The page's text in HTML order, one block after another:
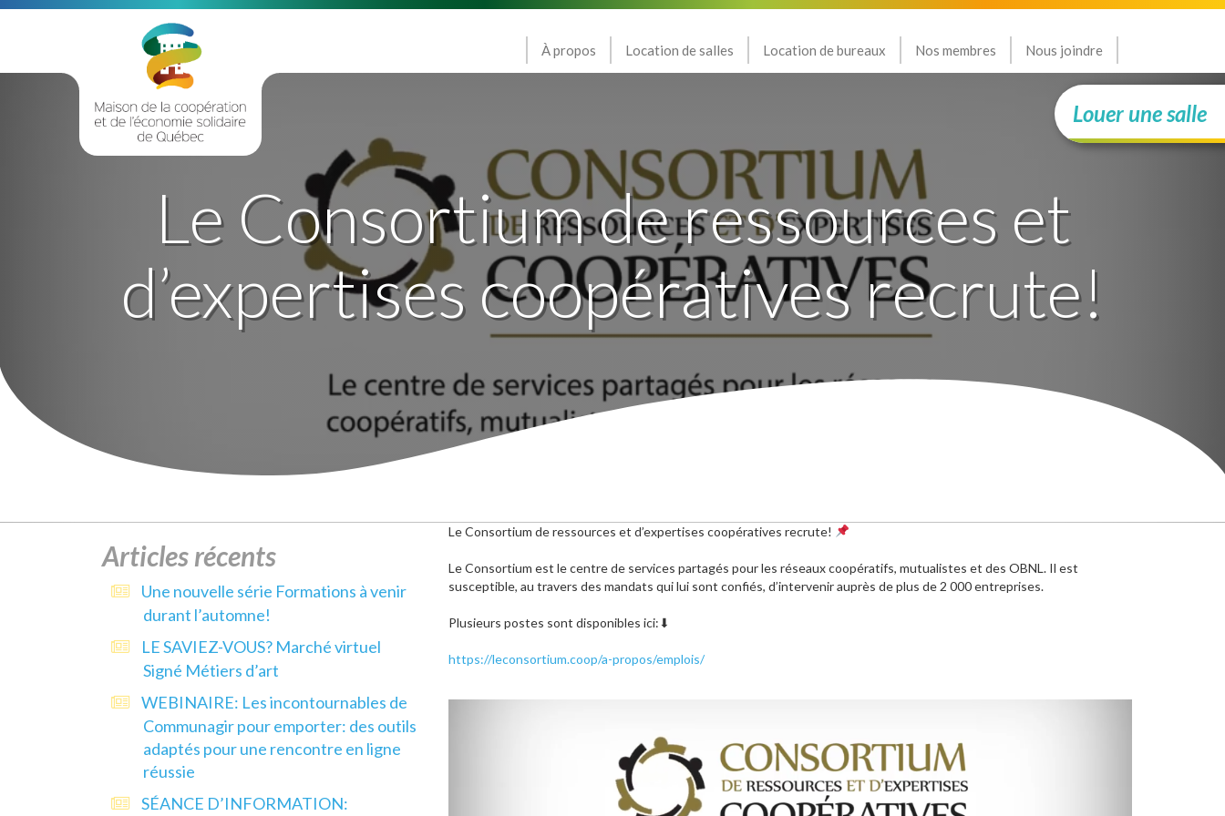
À propos Location de salles Location de bureaux Nos membres Nous joindre
Louer une salle
Le Consortium de ressources et
d’expertises coopératives recrute!
LeConsortium de ressources et d’expertises coopératives recrute!
Le Consortium est le centre de services partagés pour les réseaux coopératifs, mutualistes et des OBNL. Il est
susceptible, au travers des mandats qui lui sont confiés, d’intervenir auprès de plus de 2 000 entreprises.
Plusieurs postes sont disponibles ici:⬇
https://leconsortium.coop/a-propos/emplois/
Articles récents
Une nouvelle série Formations à venir
durant l’automne!
LE SAVIEZ-VOUS? Marché virtuel
Signé Métiers d’art
WEBINAIRE: Les incontournables de
Communagir pour emporter: des outils
adaptés pour une rencontre en ligne
réussie
SÉANCE D’INFORMATION: